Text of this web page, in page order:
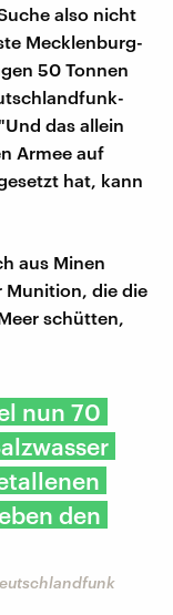
also nicht
Mecklenburg-
50 Tonnen
das allein
Armee auf
hat, kann
aus Minen
Munition, die die
schütten,
nun 70
den